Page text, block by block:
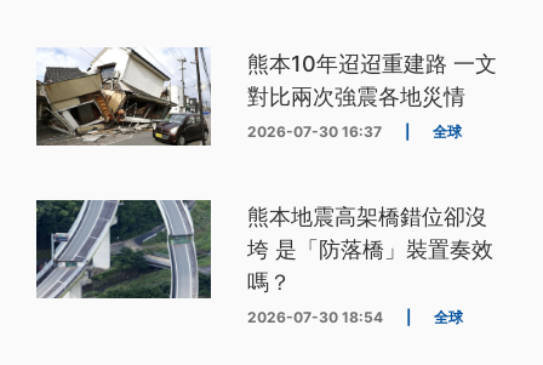
熊本10年迢迢重建路 一文
對比兩次強震各地災情
2026-07-30 16:37 全球
熊本地震高架橋錯位卻沒
垮 是「防落橋」裝置奏效
嗎？
2026-07-30 18:54 全球